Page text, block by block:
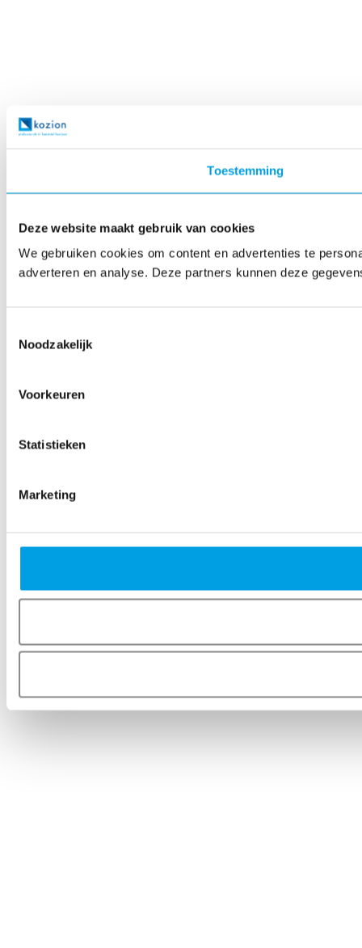
Toestemming
Deze website maakt gebruik van cookies
We gebruiken cookies om content en advertenties te
adverteren en analyse. Deze partners kunnen deze
Noodzakelijk
Voorkeuren
Statistieken
Marketing